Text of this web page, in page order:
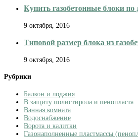
Купить газобетонные блоки
9 октября, 2016
Типовой размер блока из
9 октября, 2016
Рубрики
Балкон и лоджия
В защиту полистирола и пенопласта
Ванная комната
Водоснабжение
Ворота и калитки
Газонаполненные пластмассы